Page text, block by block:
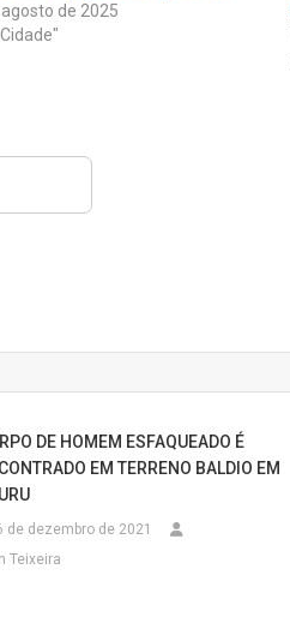
de 2025
DE HOMEM ESFAQUEADO É
EM TERRENO BALDIO EM
de dezembro de 2021
Teixeira